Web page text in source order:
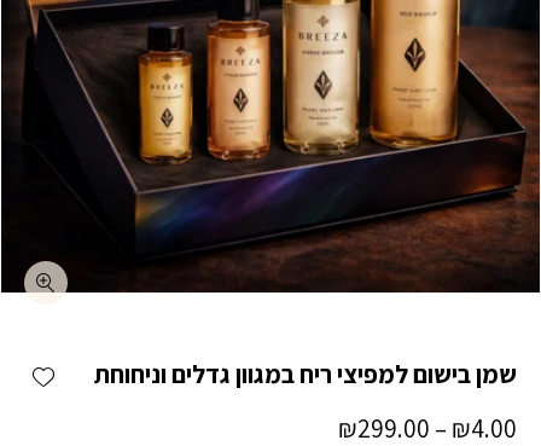
שמן בישום למפיצי ריח במגוון גדלים וניחוחת
₪4.00
–
₪299.00 טווח